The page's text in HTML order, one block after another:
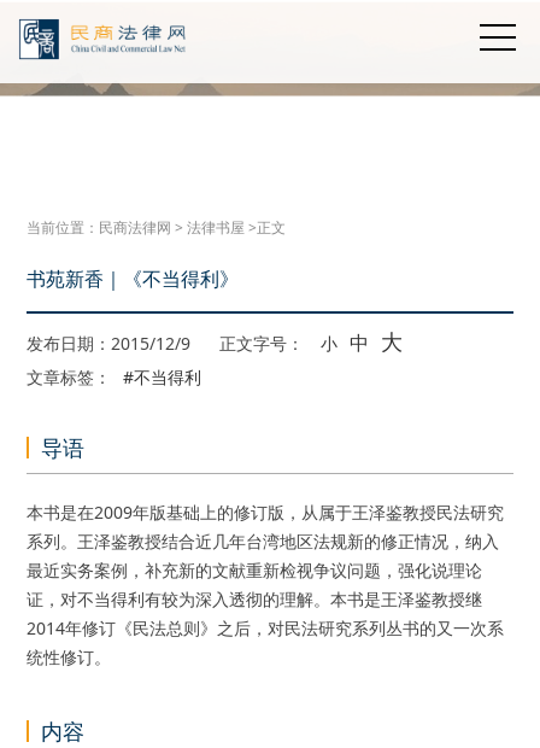
当前位置： 民商法律网 >法律书屋 >正文
书苑新香｜《不当得利》
发布日期：2015/12/9 正文字号： 小 中 大
文章标签： #不当得利
导语
本书是在2009年版基础上的修订版，从属于王泽鉴教授民法研究
系列。王泽鉴教授结合近几年台湾地区法规新的修正情况，纳入
最近实务案例，补充新的文献重新检视争议问题，强化说理论
证，对不当得利有较为深入透彻的理解。本书是王泽鉴教授继
2014年修订《民法总则》之后，对民法研究系列丛书的又一次系
统性修订。
内容